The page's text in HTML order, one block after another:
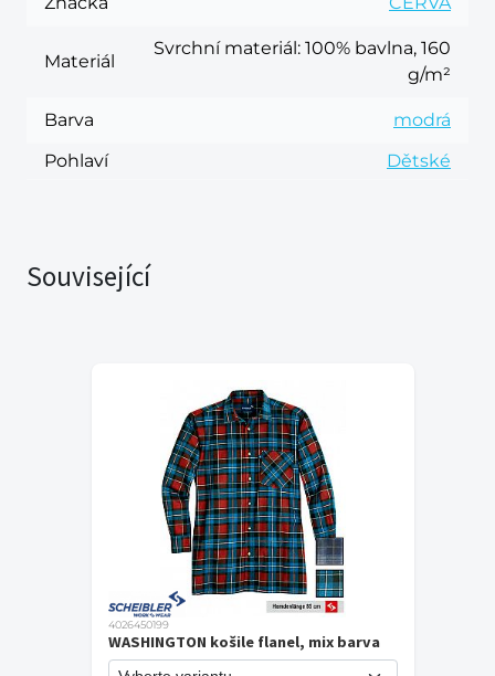
Materiál
Svrchní materiál: 100% bavlna, 160
g/m²
Barva
modrá
Pohlaví
Dětské
Související
4026450199
WASHINGTON košile flanel, mix barva